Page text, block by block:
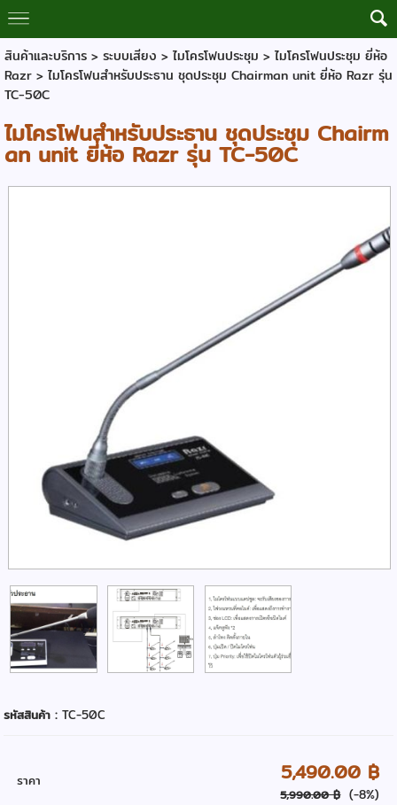
สินค้าและบริการ> ระบบเสียง > ไมโครโฟนประชุม > ไมโครโฟนประชุม ยี่ห้อ
Razr> ไมโครโฟนสำหรับประธาน ชุดประชุม Chairman unit ยี่ห้อ Razr รุ่น
TC-50C
ไมโครโฟนสำหรับประธาน ชุดประชุม Chairm
an unit ยี่ห้อ Razr รุ่น TC-50C
รหัสสินค้า :TC-50C
ราคา 5,490.00 ฿
5,990.00 ฿ (-8%)